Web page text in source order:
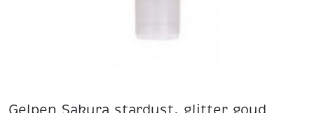
Gelpen Sakura stardust, glitter goud